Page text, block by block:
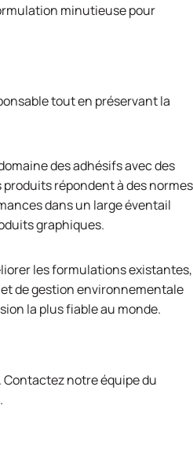
minutieuse pour
tout en préservant la
des adhésifs avec des
produits répondent à des normes
dans un large éventail
graphiques.
les formulations existantes,
de gestion environnementale
la plus fiable au monde.
Contactez notre équipe du